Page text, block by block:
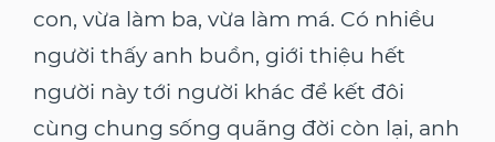
con, vừa làm ba, vừa làm má. Có nhiều
người thấy anh buồn, giới thiệu hết
người này tới người khác để kết đôi
cùng chung sống quãng đời còn lại, anh